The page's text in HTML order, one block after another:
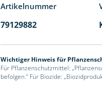
Artikelnummer
79129882
Wichtiger Hinweis für
Für Pflanzenschutzmittel:
befolgen.“ Für Biozide: